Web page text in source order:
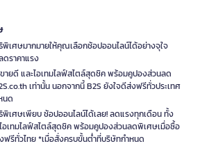
พิเศษมากมายให้คุณเลือกช้อปออนไลน์ได้อย่างจุใจ
ราคาแรง
ายดี และไอเทมไลฟ์สไตล์สุดชิค พร้อมคูปองส่วนลด
เท่านั้น นอกจากนี้ B2S ยังใจดีส่งฟรีทั่วประเทศ
นด
พิเศษเพียบ ช้อปออนไลน์ได้เลย! ลดแรงทุกเดือน ทั้ง
อเทมไลฟ์สไตล์สุดชิค พร้อมคูปองส่วนลดพิเศษเมื่อซื้อ
ฟรีทั่วไทย *เมื่อสั่งครบขั้นต่ำที่บริษัทกำหนด